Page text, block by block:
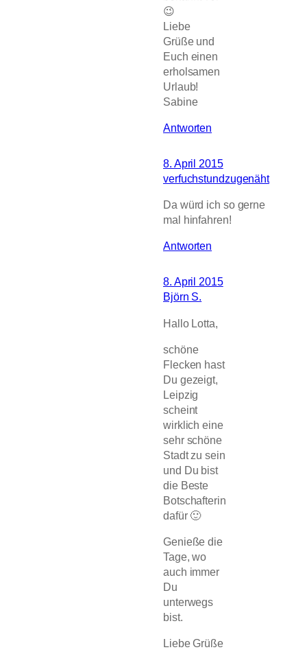
😉
Liebe
Grüße und
Euch einen
erholsamen
Urlaub!
Sabine
Antworten
8. April 2015
verfuchstundzugenäht
Da würd ich so gerne
mal hinfahren!
Antworten
8. April 2015
Björn S.
Hallo Lotta,
schöne
Flecken hast
Du gezeigt,
Leipzig
scheint
wirklich eine
sehr schöne
Stadt zu sein
und Du bist
die Beste
Botschafterin
dafür 🙂
Genieße die
Tage, wo
auch immer
Du
unterwegs
bist.
Liebe Grüße